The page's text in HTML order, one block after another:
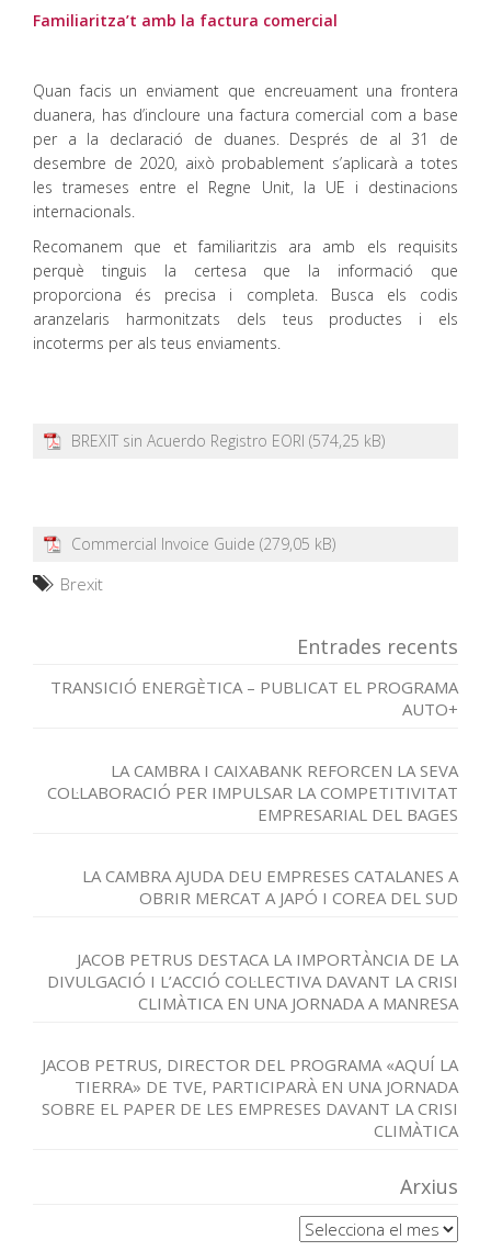
Familiaritza’t amb la factura comercial
Quan facis un enviament que encreuament una frontera
duanera, has d’incloure una factura comercial com a base
per a la declaració de duanes. Després de al 31 de
desembre de 2020, això probablement s’aplicarà a totes
les trameses entre el Regne Unit, la UE i destinacions
internacionals.
Recomanem que et familiaritzis ara amb els requisits
perquè tinguis la certesa que la informació que
proporciona és precisa i completa. Busca els codis
aranzelaris harmonitzats dels teus productes i els
incoterms per als teus enviaments.
BREXIT sin Acuerdo Registro EORI
Commercial Invoice Guide
Brexit
Entrades recents
TRANSICIÓ ENERGÈTICA – PUBLICAT EL PROGRAMA
AUTO+
LA CAMBRA I CAIXABANK REFORCEN LA SEVA
COL·LABORACIÓ PER IMPULSAR LA COMPETITIVITAT
EMPRESARIAL DEL BAGES
LA CAMBRA AJUDA DEU EMPRESES CATALANES A
OBRIR MERCAT A JAPÓ I COREA DEL SUD
JACOB PETRUS DESTACA LA IMPORTÀNCIA DE LA
DIVULGACIÓ I L’ACCIÓ COL·LECTIVA DAVANT LA CRISI
CLIMÀTICA EN UNA JORNADA A MANRESA
JACOB PETRUS, DIRECTOR DEL PROGRAMA «AQUÍ LA
TIERRA» DE TVE, PARTICIPARÀ EN UNA JORNADA
SOBRE EL PAPER DE LES EMPRESES DAVANT LA CRISI
CLIMÀTICA
Arxius
Arxius